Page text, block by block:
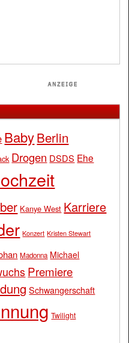
BabyBerlin
Drogen DSDS Ehe
Kanye West Karriere
Konzert Kristen Stewart
Madonna Michael
Premiere
Schwangerschaft
Twilight